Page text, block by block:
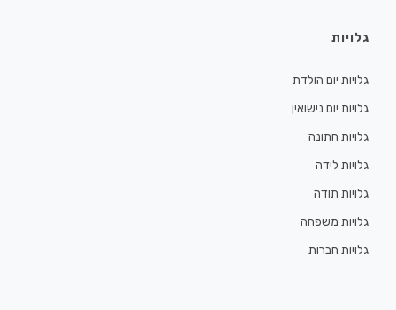
גלויות
גלויות יום הולדת
גלויות יום נישואין
גלויות חתונה
גלויות לידה
גלויות תודה
גלויות משפחה
גלויות חברות